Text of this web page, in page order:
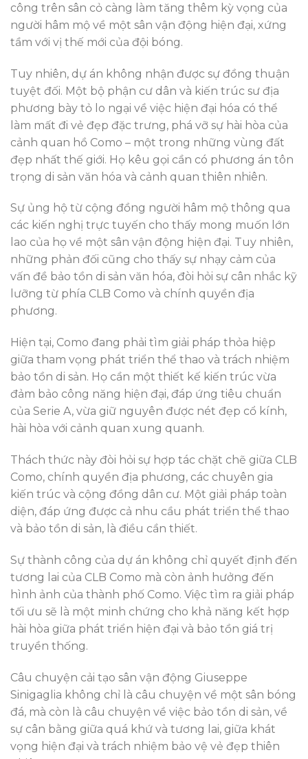
công trên sân cỏ càng làm tăng thêm kỳ vọng của
người hâm mộ về một sân vận động hiện đại, xứng
tầm với vị thế mới của đội bóng.
Tuy nhiên, dự án không nhận được sự đồng thuận
tuyệt đối. Một bộ phận cư dân và kiến trúc sư địa
phương bày tỏ lo ngại về việc hiện đại hóa có thể
làm mất đi vẻ đẹp đặc trưng, phá vỡ sự hài hòa của
cảnh quan hồ Como – một trong những vùng đất
đẹp nhất thế giới. Họ kêu gọi cần có phương án tôn
trọng di sản văn hóa và cảnh quan thiên nhiên.
Sự ủng hộ từ cộng đồng người hâm mộ thông qua
các kiến nghị trực tuyến cho thấy mong muốn lớn
lao của họ về một sân vận động hiện đại. Tuy nhiên,
những phản đối cũng cho thấy sự nhạy cảm của
vấn đề bảo tồn di sản văn hóa, đòi hỏi sự cân nhắc kỹ
lưỡng từ phía CLB Como và chính quyền địa
phương.
Hiện tại, Como đang phải tìm giải pháp thỏa hiệp
giữa tham vọng phát triển thể thao và trách nhiệm
bảo tồn di sản. Họ cần một thiết kế kiến trúc vừa
đảm bảo công năng hiện đại, đáp ứng tiêu chuẩn
của Serie A, vừa giữ nguyên được nét đẹp cổ kính,
hài hòa với cảnh quan xung quanh.
Thách thức này đòi hỏi sự hợp tác chặt chẽ giữa CLB
Como, chính quyền địa phương, các chuyên gia
kiến trúc và cộng đồng dân cư. Một giải pháp toàn
diện, đáp ứng được cả nhu cầu phát triển thể thao
và bảo tồn di sản, là điều cần thiết.
Sự thành công của dự án không chỉ quyết định đến
tương lai của CLB Como mà còn ảnh hưởng đến
hình ảnh của thành phố Como. Việc tìm ra giải pháp
tối ưu sẽ là một minh chứng cho khả năng kết hợp
hài hòa giữa phát triển hiện đại và bảo tồn giá trị
truyền thống.
Câu chuyện cải tạo sân vận động Giuseppe
Sinigaglia không chỉ là câu chuyện về một sân bóng
đá, mà còn là câu chuyện về việc bảo tồn di sản, về
sự cân bằng giữa quá khứ và tương lai, giữa khát
vọng hiện đại và trách nhiệm bảo vệ vẻ đẹp thiên